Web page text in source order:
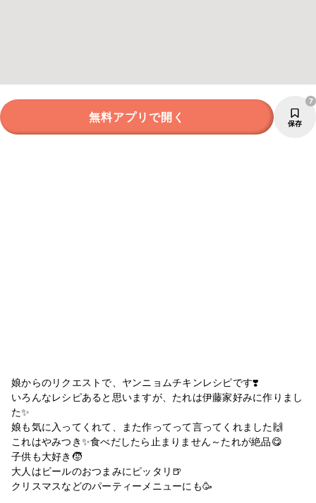
無料アプリで開く 保存
7
娘からのリクエストで、ヤンニョムチキンレシピです❣️
いろんなレシピあると思いますが、たれは伊藤家好みに作りまし
た✨
娘も気に入ってくれて、また作ってって言ってくれました🙌
これはやみつき✨食べだしたら止まりません～たれが絶品😋
子供も大好き🧒
大人はビールのおつまみにピッタリ🍺
クリスマスなどのパーティーメニューにも🥳